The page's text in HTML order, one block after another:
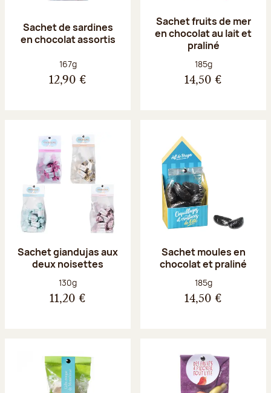
Sachet de sardines
en chocolat assortis
Poids net :
167g
12,90 €
Sachet fruits de mer
en chocolat au lait et
praliné
Poids net :
185g
14,50 €
Sachet giandujas aux
deux noisettes
Poids net :
130g
11,20 €
Sachet moules en
chocolat et praliné
Poids net :
185g
14,50 €